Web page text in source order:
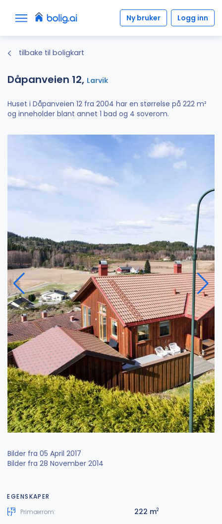
Ny bruker Logg inn
tilbake til boligkart
Dåpanveien 12, Larvik
Huset i Dåpanveien 12 fra 2004 har en størrelse på 222 m²
og inneholder blant annet 1 bad og 4 soverom.
Bilder fra 05 April 2017
Bilder fra 28 November 2014
EGENSKAPER
Primærrom:
222 m2